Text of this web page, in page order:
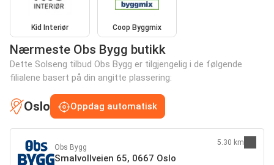
Kid Interiør Coop Byggmix
Nærmeste Obs Bygg butikk
Dette Solseng tilbud Obs Bygg er tilgjengelig i de følgende
filialene basert på din angitte plassering:
Oslo Oppdag automatisk
Obs Bygg
Smalvollveien 65, 0667 Oslo
5.30 km